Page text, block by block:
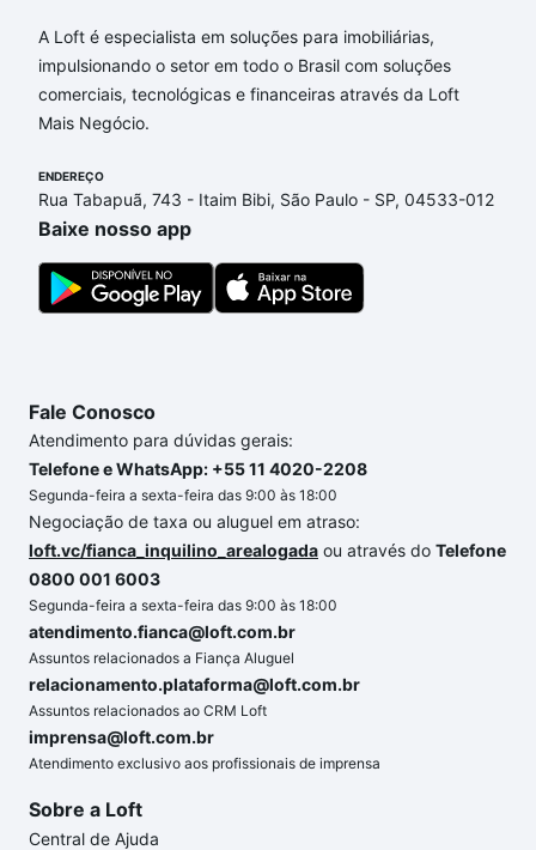
Aqui na Loft temos a oferta ideal para você, com
Apartamentos com 4 quartos à venda em
Loteamento Chácaras Gargantilhas, Campinas, SP
que custam a partir de R$ 0 e com nossas opções
adequar ao seu orçamento. Se ainda tem alguma
dúvida dos custos envolvidos no processo de
compra, veja em nosso portal
um apartamento e conte com a gente para comprar
o imóvel dos seus sonhos com segurança e
A Loft é especialista em soluções para imobiliárias,
impulsionando o setor em todo o Brasil com soluções
comerciais, tecnológicas e financeiras através da Loft
Mais Negócio.
ENDEREÇO
Rua Tabapuã, 743 - Itaim Bibi, São Paulo - SP, 04533-012
Baixe nosso app
Fale Conosco
Atendimento para dúvidas gerais:
Telefone e WhatsApp: +55 11 4020-2208
Segunda-feira a sexta-feira das 9:00 às 18:00
Negociação de taxa ou aluguel em atraso:
loft.vc/fianca_inquilino_arealogada ou através do Telefone
0800 001 6003
Segunda-feira a sexta-feira das 9:00 às 18:00
atendimento.fianca@loft.com.br
Assuntos relacionados a Fiança Aluguel
relacionamento.plataforma@loft.com.br
Assuntos relacionados ao CRM Loft
imprensa@loft.com.br
Atendimento exclusivo aos profissionais de imprensa
Sobre a Loft
Central de Ajuda